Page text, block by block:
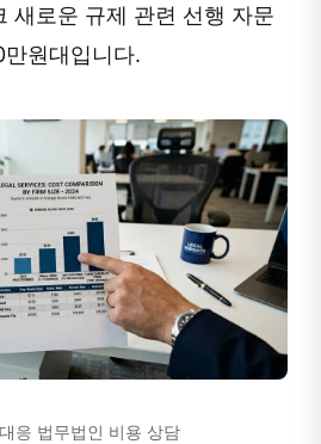
새로운 규제 관련 선행 자문
원대입니다.
응 법무법인 비용 상담